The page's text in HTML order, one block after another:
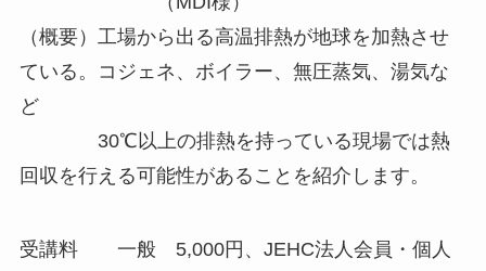
（概要）工場から出る高温排熱が地球を加熱させ
ている。コジェネ、ボイラー、無圧蒸気、湯気な
ど
30℃以上の排熱を持っている現場では熱
回収を行える可能性があることを紹介します。
受講料 一般 5,000円、JEHC法人会員・個人